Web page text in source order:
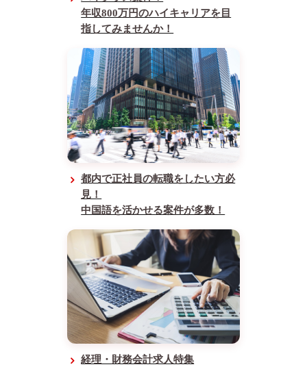
年収800万円のハイキャリアを目
指してみませんか！
都内で正社員の転職をしたい方必
見！
中国語を活かせる案件が多数！
経理・財務会計求人特集